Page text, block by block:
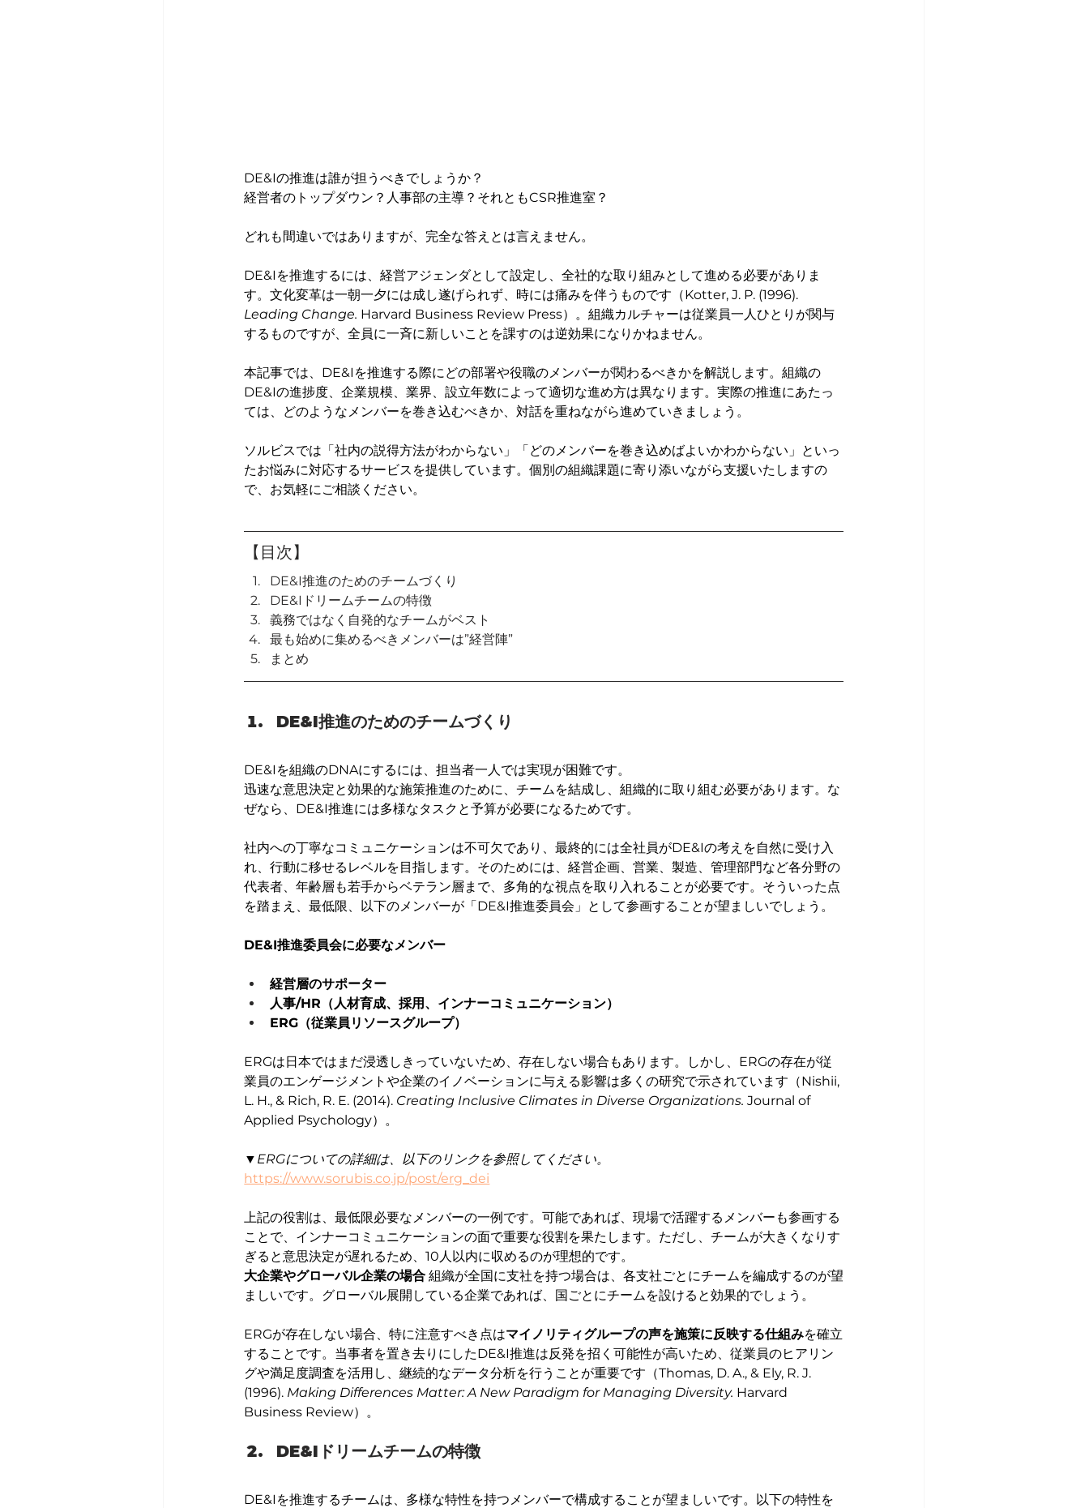
DE&Iの推進は誰が担うべきでしょうか？
経営者のトップダウン？人事部の主導？それともCSR推進室？
どれも間違いではありますが、完全な答えとは言えません。
DE&Iを推進するには、経営アジェンダとして設定し、全社的な取り組みとして進める必要がありま
す。文化変革は一朝一夕には成し遂げられず、時には痛みを伴うものです（Kotter, J. P. (1996).
Leading Change. Harvard Business Review Press）。組織カルチャーは従業員一人ひとりが関与
するものですが、全員に一斉に新しいことを課すのは逆効果になりかねません。
本記事では、DE&Iを推進する際にどの部署や役職のメンバーが関わるべきかを解説します。組織の
DE&Iの進捗度、企業規模、業界、設立年数によって適切な進め方は異なります。実際の推進にあたっ
ては、どのようなメンバーを巻き込むべきか、対話を重ねながら進めていきましょう。
ソルビスでは「社内の説得方法がわからない」「どのメンバーを巻き込めばよいかわからない」といっ
たお悩みに対応するサービスを提供しています。個別の組織課題に寄り添いながら支援いたしますの
で、お気軽にご相談ください。
【目次】
DE&I推進のためのチームづくり
DE&Iドリームチームの特徴
義務ではなく自発的なチームがベスト
最も始めに集めるべきメンバーは”経営陣”
まとめ
DE&I推進のためのチームづくり
DE&Iを組織のDNAにするには、担当者一人では実現が困難です。
迅速な意思決定と効果的な施策推進のために、チームを結成し、組織的に取り組む必要があります。な
ぜなら、DE&I推進には多様なタスクと予算が必要になるためです。
社内への丁寧なコミュニケーションは不可欠であり、最終的には全社員がDE&Iの考えを自然に受け入
れ、行動に移せるレベルを目指します。そのためには、経営企画、営業、製造、管理部門など各分野の
代表者、年齢層も若手からベテラン層まで、多角的な視点を取り入れることが必要です。そういった点
を踏まえ、最低限、以下のメンバーが「DE&I推進委員会」として参画することが望ましいでしょう。
DE&I推進委員会に必要なメンバー
経営層のサポーター
人事/HR（人材育成、採用、インナーコミュニケーション）
ERG（従業員リソースグループ）
ERGは日本ではまだ浸透しきっていないため、存在しない場合もあります。しかし、ERGの存在が従
業員のエンゲージメントや企業のイノベーションに与える影響は多くの研究で示されています（Nishii,
L. H., & Rich, R. E. (2014). Creating Inclusive Climates in Diverse Organizations. Journal of
Applied Psychology）。
▼ERGについての詳細は、以下のリンクを参照してください。
https://www.sorubis.co.jp/post/erg_dei
上記の役割は、最低限必要なメンバーの一例です。可能であれば、現場で活躍するメンバーも参画する
ことで、インナーコミュニケーションの面で重要な役割を果たします。ただし、チームが大きくなりす
ぎると意思決定が遅れるため、10人以内に収めるのが理想的です。
大企業やグローバル企業の場合 組織が全国に支社を持つ場合は、各支社ごとにチームを編成するのが望
ましいです。グローバル展開している企業であれば、国ごとにチームを設けると効果的でしょう。
ERGが存在しない場合、特に注意すべき点はマイノリティグループの声を施策に反映する仕組みを確立
することです。当事者を置き去りにしたDE&I推進は反発を招く可能性が高いため、従業員のヒアリン
グや満足度調査を活用し、継続的なデータ分析を行うことが重要です（Thomas, D. A., & Ely, R. J.
(1996). Making Differences Matter: A New Paradigm for Managing Diversity. Harvard
Business Review）。
DE&Iドリームチームの特徴
DE&Iを推進するチームは、多様な特性を持つメンバーで構成することが望ましいです。以下の特性を